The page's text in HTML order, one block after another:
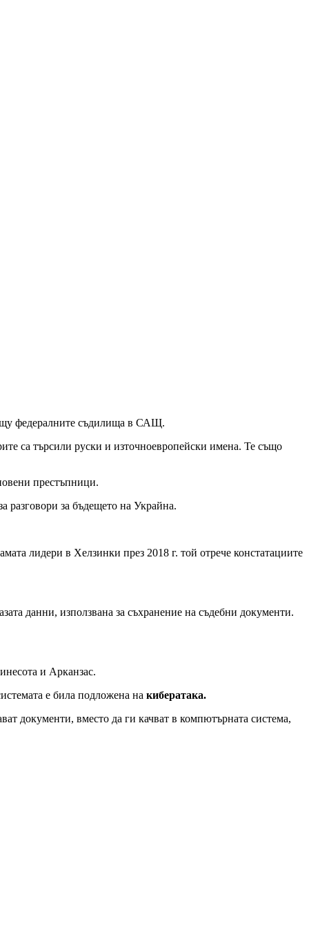
федералните съдилища в САЩ.
са търсили руски и източноевропейски имена. Те също
престъпници.
разговори за бъдещето на Украйна.
лидери в Хелзинки през 2018 г. той отрече констатациите
данни, използвана за съхранение на съдебни документи.
и Арканзас.
е била подложена на кибератака.
документи, вместо да ги качват в компютърната система,